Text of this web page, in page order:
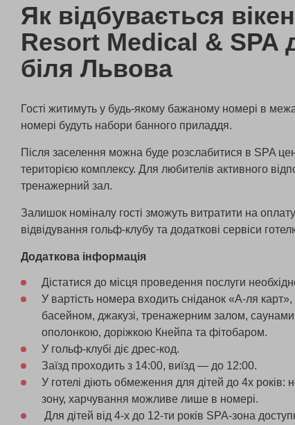
Як відбувається
Resort Medical & SPA
біля Львова
Гості житимуть у будь-якому бажаному номері в
номері будуть набори банного приладдя.
Після заселення можна буде розслабитися в SPA
територією комплексу. Для любителів активного
тренажерний зал.
Залишок номіналу гості зможуть витратити на
відвідування гольф-клубу та додаткові сервіси
Додаткова інформація
Дістатися до місця проведення послуги
У вартість номера входить сніданок «А-ля
басейном, джакузі, тренажерним залом,
ополонкою, доріжкою Кнейпа та фітобаром.
У гольф-клубі діє дрес-код.
Заїзд проходить з 14:00, виїзд — до 12:00.
У готелі діють обмеження для дітей до 4х років:
зону, харчування можливе лише в номері.
Для дітей від 4-х до 12-ти років SPA-зона